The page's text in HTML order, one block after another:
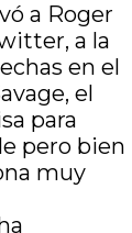
a Roger
a la
en el
el
para
pero bien
muy